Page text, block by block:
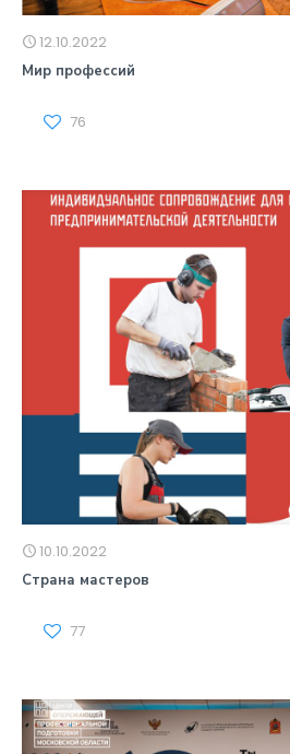
12.10.2022
Мир профессий
76
10.10.2022
Страна мастеров
77